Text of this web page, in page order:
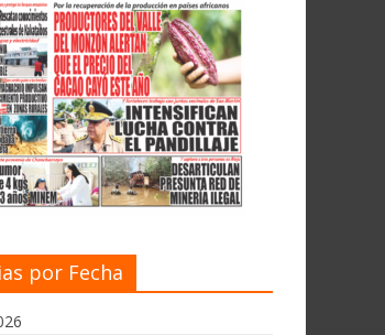
por Fecha